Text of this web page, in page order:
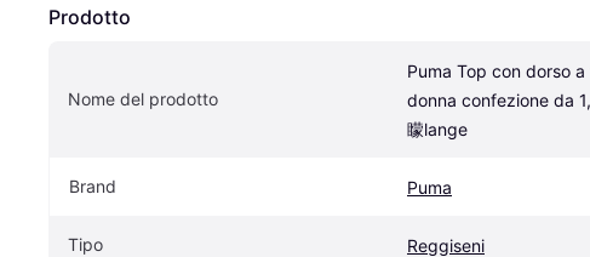
Prodotto
Nome del prodotto
Puma Top con dorso
donna confezione da
矇lange
Brand Puma
Tipo Reggiseni